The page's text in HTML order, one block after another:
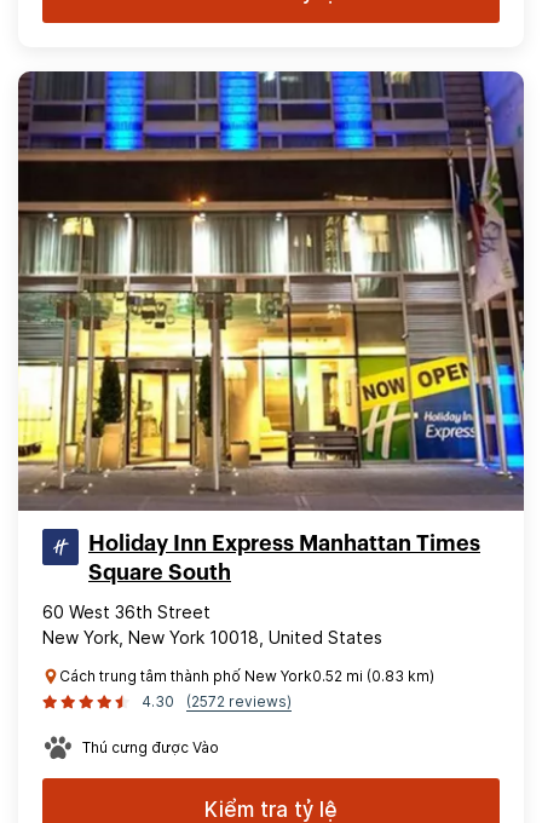
Holiday Inn Express Manhattan Times
Square South
60 West 36th Street
New York, New York 10018, United States
Cách trung tâm thành phố New York0.52 mi (0.83 km)
4.30
(2572 reviews)
Thú cưng được Vào
Kiểm tra tỷ lệ